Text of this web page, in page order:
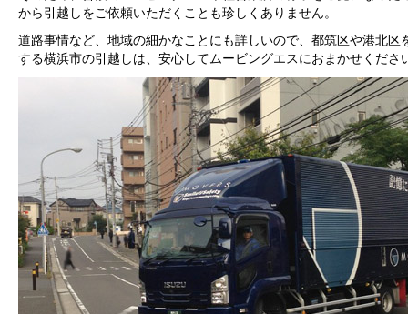
から引越しをご依頼いただくことも珍しくありません。
道路事情など、地域の細かなことにも詳しいので、都筑区や港北区
する横浜市の引越しは、安心してムービングエスにおまかせくださ